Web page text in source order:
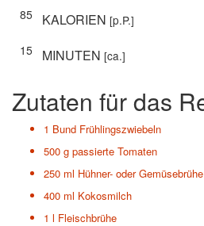
85 KALORIEN [p.P.]
15
MINUTEN [ca.]
Zutaten für das
1 Bund Frühlingszwiebeln
500 g passierte Tomaten
250 ml Hühner- oder Gemüsebrühe
400 ml Kokosmilch
1 l Fleischbrühe